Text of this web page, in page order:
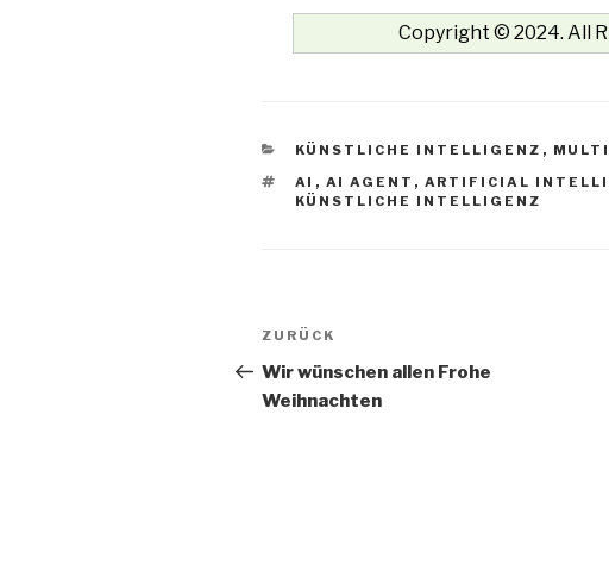
Copyright © 2024. All
KATEGORIEN
KÜNSTLICHE INTELLIGENZ ,
SCHLAGWÖRTER
AI , AI AGENT , ARTIFICIAL
KÜNSTLICHE INTELLIGENZ
Beitrags-
Navigation
Vorheriger
Beitrag
ZURÜCK
Wir wünschen allen Frohe
Weihnachten